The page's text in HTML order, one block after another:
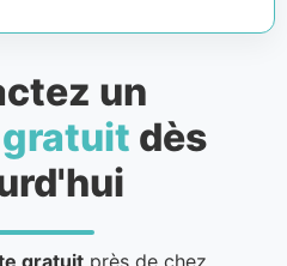
un
dès
gratuitprès de chez